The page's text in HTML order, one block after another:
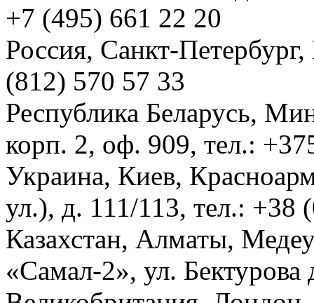
+7 (495) 661 22 20
Россия, Санкт-
(812) 570 57 33
Республика Беларусь,
корп. 2, оф. 909, тел.:
Украина, Киев,
ул.), д. 111/113, тел.: +38
Казахстан, Алматы,
«Самал-2», ул.